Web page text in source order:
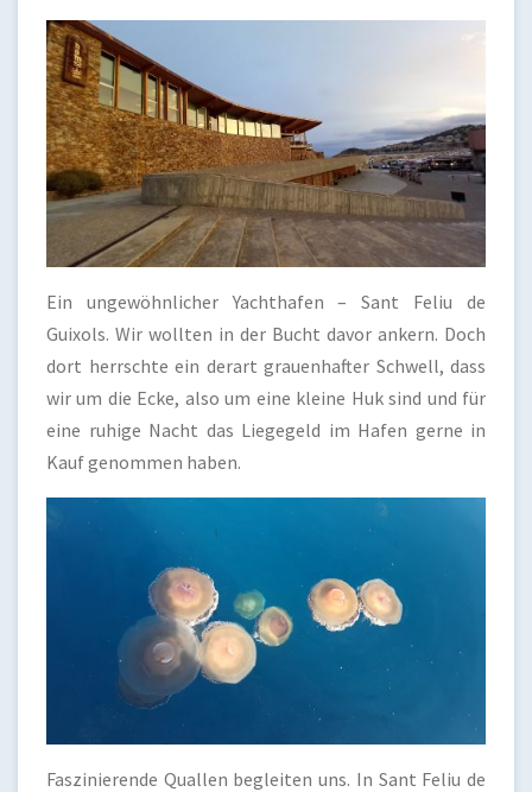
Ein ungewöhnlicher Yachthafen – Sant Feliu de
Guixols. Wir wollten in der Bucht davor ankern. Doch
dort herrschte ein derart grauenhafter Schwell, dass
wir um die Ecke, also um eine kleine Huk sind und für
eine ruhige Nacht das Liegegeld im Hafen gerne in
Kauf genommen haben.
Faszinierende Quallen begleiten uns. In Sant Feliu de